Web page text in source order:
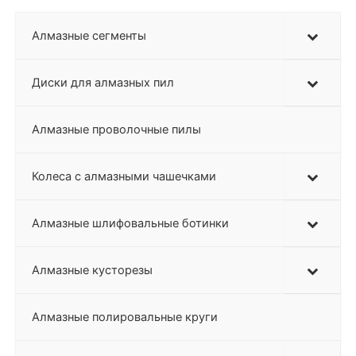
Алмазные сегменты
Диски для алмазных пил
Алмазные проволочные пилы
Колеса с алмазными чашечками
Алмазные шлифовальные ботинки
Алмазные кусторезы
Алмазные полировальные круги